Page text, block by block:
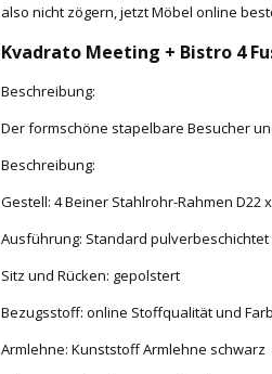
also nicht zögern, jetzt Möbel online
Kvadrato Meeting + Bistro 4
Beschreibung:
Der formschöne stapelbare Besucher
Beschreibung:
Gestell: 4 Beiner Stahlrohr-Rahmen D22
Ausführung: Standard pulverbeschichtet
Sitz und Rücken: gepolstert
Bezugsstoff: online Stoffqualität und
Armlehne: Kunststoff Armlehne schwarz